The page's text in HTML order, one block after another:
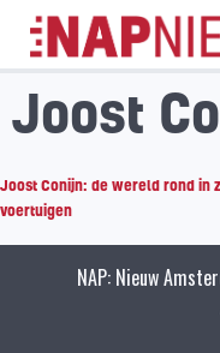
Skip
naar
inhoud
Joost
Joost Conijn: de wereld rond in
voertuigen
NAP: Nieuw